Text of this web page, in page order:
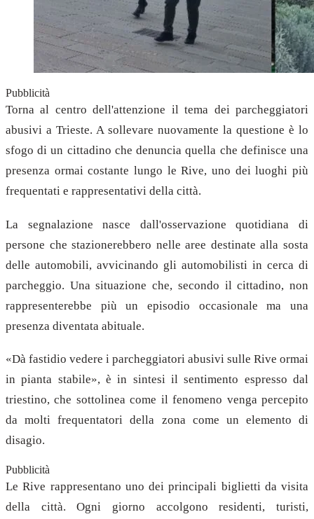
Pubblicità
Torna al centro dell'attenzione il tema dei parcheggiatori
abusivi a Trieste. A sollevare nuovamente la questione è lo
sfogo di un cittadino che denuncia quella che definisce una
presenza ormai costante lungo le Rive, uno dei luoghi più
frequentati e rappresentativi della città.
La segnalazione nasce dall'osservazione quotidiana di
persone che stazionerebbero nelle aree destinate alla sosta
delle automobili, avvicinando gli automobilisti in cerca di
parcheggio. Una situazione che, secondo il cittadino, non
rappresenterebbe più un episodio occasionale ma una
presenza diventata abituale.
«Dà fastidio vedere i parcheggiatori abusivi sulle Rive ormai
in pianta stabile», è in sintesi il sentimento espresso dal
triestino, che sottolinea come il fenomeno venga percepito
da molti frequentatori della zona come un elemento di
disagio.
Pubblicità
Le Rive rappresentano uno dei principali biglietti da visita
della città. Ogni giorno accolgono residenti, turisti,